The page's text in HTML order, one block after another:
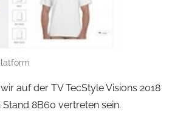
auf der TV TecStyle Visions 2018
8B60 vertreten sein.